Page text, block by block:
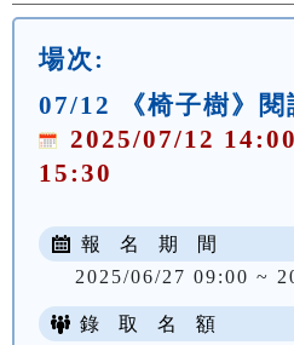
場次:
07/12 《椅子樹》閱
2025/07/12
15:30
報 名 期 間
2025/06/27 09:00 ~
錄 取 名 額